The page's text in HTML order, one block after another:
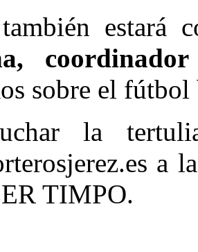
estará
sobre el fútbol
la
a
TIMPO.